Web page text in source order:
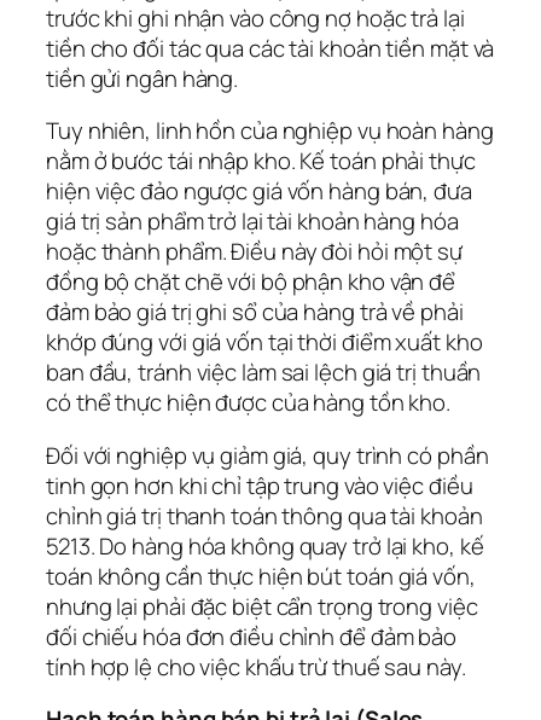
trước khi ghi nhận vào công nợ hoặc trả lại
tiền cho đối tác qua các tài khoản tiền mặt và
tiền gửi ngân hàng.
Tuy nhiên, linh hồn của nghiệp vụ hoàn hàng
nằm ở bước tái nhập kho. Kế toán phải thực
hiện việc đảo ngược giá vốn hàng bán, đưa
giá trị sản phẩm trở lại tài khoản hàng hóa
hoặc thành phẩm. Điều này đòi hỏi một sự
đồng bộ chặt chẽ với bộ phận kho vận để
đảm bảo giá trị ghi sổ của hàng trả về phải
khớp đúng với giá vốn tại thời điểm xuất kho
ban đầu, tránh việc làm sai lệch giá trị thuần
có thể thực hiện được của hàng tồn kho.
Đối với nghiệp vụ giảm giá, quy trình có phần
tinh gọn hơn khi chỉ tập trung vào việc điều
chỉnh giá trị thanh toán thông qua tài khoản
5213. Do hàng hóa không quay trở lại kho, kế
toán không cần thực hiện bút toán giá vốn,
nhưng lại phải đặc biệt cẩn trọng trong việc
đối chiếu hóa đơn điều chỉnh để đảm bảo
tính hợp lệ cho việc khấu trừ thuế sau này.